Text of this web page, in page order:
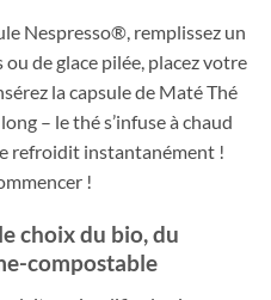
Nespresso®, remplissez un
de glace pilée, placez votre
la capsule de Maté Thé
– le thé s’infuse à chaud
refroidit instantanément !
!
choix du bio, du
compostable